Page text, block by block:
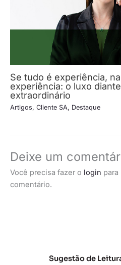
Se tudo é experiência,
experiência: o luxo
extraordinário
Artigos, Cliente SA, Destaque
Deixe um
Você precisa fazer o login para
comentário.
Sugestão de